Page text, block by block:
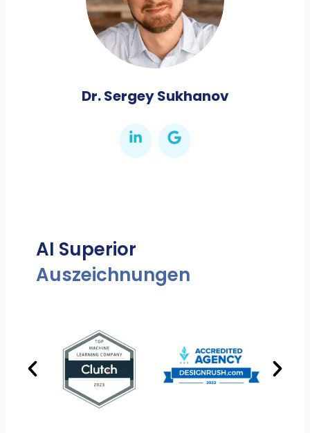
Dr. Sergey Sukhanov
AI Superior
Auszeichnungen